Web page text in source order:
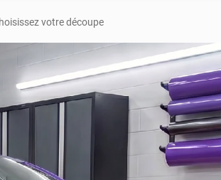
votre découpe